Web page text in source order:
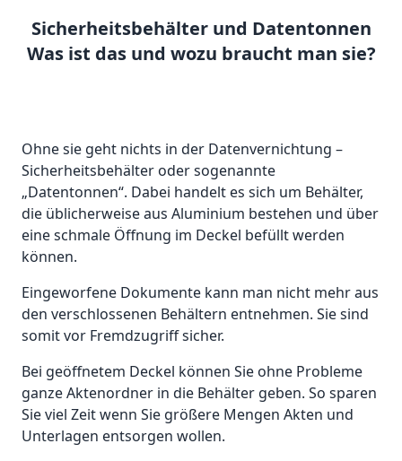
Sicherheitsbehälter und Datentonnen
Was ist das und wozu braucht man sie?
Ohne sie geht nichts in der Datenvernichtung –
Sicherheitsbehälter oder sogenannte
„Datentonnen“. Dabei handelt es sich um Behälter,
die üblicherweise aus Aluminium bestehen und über
eine schmale Öffnung im Deckel befüllt werden
können.
Eingeworfene Dokumente kann man nicht mehr aus
den verschlossenen Behältern entnehmen. Sie sind
somit vor Fremdzugriff sicher.
Bei geöffnetem Deckel können Sie ohne Probleme
ganze Aktenordner in die Behälter geben. So sparen
Sie viel Zeit wenn Sie größere Mengen Akten und
Unterlagen entsorgen wollen.